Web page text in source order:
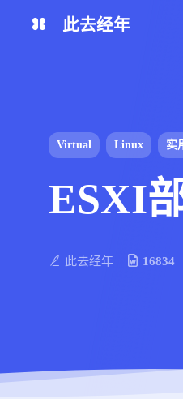
ChatGPT 我
待办清单 我
友
此去经年
Virtual Linux 实
ESXI
此去经年 16834